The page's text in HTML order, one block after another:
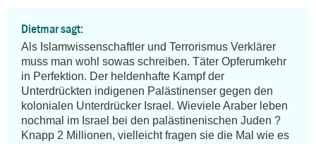
Dietmar sagt:
Als Islamwissenschaftler und Terrorismus Verklärer
muss man wohl sowas schreiben. Täter Opferumkehr
in Perfektion. Der heldenhafte Kampf der
Unterdrückten indigenen Palästinenser gegen den
kolonialen Unterdrücker Israel. Wieviele Araber leben
nochmal im Israel bei den palästinenischen Juden ?
Knapp 2 Millionen, vielleicht fragen sie die Mal wie es